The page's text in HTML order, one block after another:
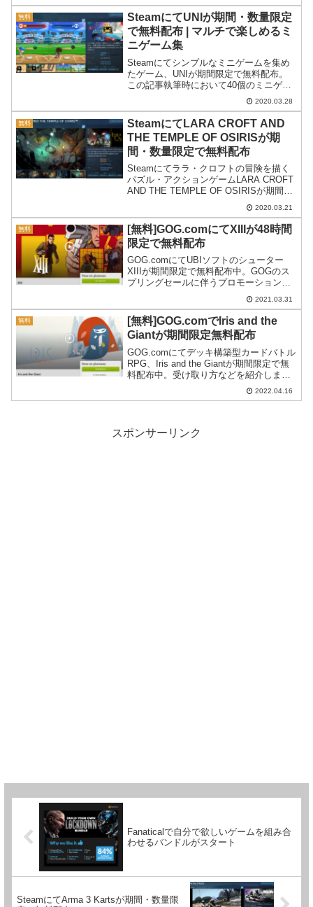
無料
SteamにてUNIが期間・数量限定
で無料配布 | マルチで楽しめるミ
ニゲーム集
Steamにてシンプルなミニゲームを集め
たゲーム、UNIが期間限定で無料配布。
この記事執筆時において40個のミニゲー
2020.03.28
無料
SteamにてLARA CROFT AND
THE TEMPLE OF OSIRISが期
間・数量限定で無料配布
Steamにてララ・クロフトの冒険を描く
パズル・アクションゲームLARA CROFT
AND THE TEMPLE OF OSIRISが期間限
2020.03.21
無料
[無料]GOG.comにてXIIIが48時間
限定で無料配布
GOG.comにてUBIソフトのシューター
XIIIが期間限定で無料配布中。GOGのス
プリングセールに伴うプロモーションの
2021.03.31
無料
[無料]GOG.comでIris and the
Giantが期間限定無料配布
GOG.comにてデッキ構築型カードバトル
RPG、Iris and the Giantが期間限定で無
料配布中。受け取り方などを紹介しま
す。日本語にも対応しているとのこと。
2022.04.16
スポンサーリンク
Fanaticalで自分で欲しいゲームを組み合
わせるバンドルがスタート
SteamにてArma 3 Kartsが期間・数量限